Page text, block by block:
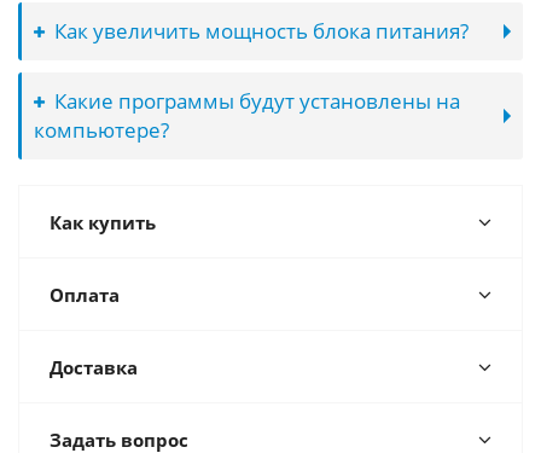
Как увеличить мощность блока питания?
Какие программы будут установлены на
компьютере?
Как купить
Оплата
Доставка
Задать вопрос